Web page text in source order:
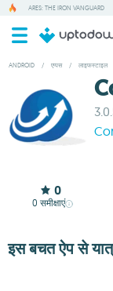
ARES: THE IRON VANGUARD
ANDROID / एप्पस / लाइफस्टाइल
0
0 समीक्षाएं
इस बचत ऐप से